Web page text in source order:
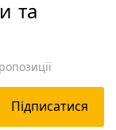
та
Підписатися